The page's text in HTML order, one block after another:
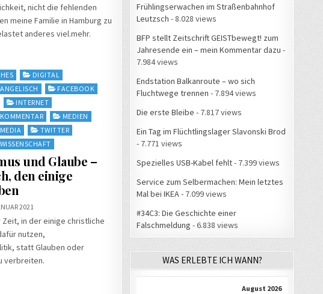
nicht die fehlenden
meine Familie in Hamburg zu
anderes viel.mehr.
DIGITAL
FACEBOOK
INTERNET
KOMMENTAR
MEDIEN
TWITTER
WISSENSCHAFT
und Glaube –
den einige
2021
in der einige christliche
nutzen,
statt Glauben oder
verbreiten.
Frühlingserwachen im Straßenbahnhof
Leutzsch - 8.028 views
BFP stellt Zeitschrift GEISTbewegt! zum
Jahresende ein – mein Kommentar dazu -
7.984 views
Endstation Balkanroute – wo sich
Fluchtwege trennen - 7.894 views
Die erste Bleibe - 7.817 views
Ein Tag im Flüchtlingslager Slavonski Brod
- 7.771 views
Spezielles USB-Kabel fehlt- 7.399 views
Service zum Selbermachen: Mein letztes
Mal bei IKEA - 7.099 views
#34C3: Die Geschichte einer
Falschmeldung - 6.838 views
WAS ERLEBTE ICH WANN?
August 2026